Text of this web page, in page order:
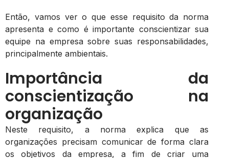
Então, vamos ver o que esse requisito da norma
apresenta e como é importante conscientizar sua
equipe na empresa sobre suas responsabilidades,
principalmente ambientais.
Importância da
conscientização na
organização
Neste requisito, a norma explica que as
organizações precisam comunicar de forma clara
os objetivos da empresa, a fim de criar uma